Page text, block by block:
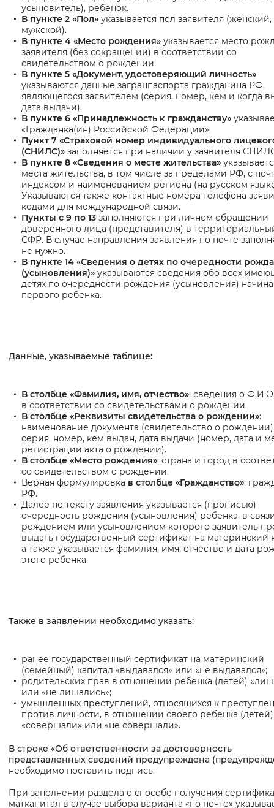
усыновитель), ребенок.
В пункте 2 «Пол» указывается пол заявителя (женский,
мужской).
В пункте 4 «Место рождения» указывается место
заявителя (без сокращений) в соответствии со
свидетельством о рождении.
В пункте 5 «Документ, удостоверяющий личность»
указываются данные загранпаспорта гражданина РФ,
являющегося заявителем (серия, номер, кем и когда
дата выдачи).
В пункте 6 «Принадлежность к гражданству»
«Гражданка(ин) Российской Федерации».
Пункт 7 «Страховой номер индивидуального
(СНИЛС)» заполняется при наличии у заявителя
В пункте 8 «Сведения о месте жительства»
места жительства, в том числе за пределами РФ, с
индексом и наименованием региона (на русском
Указываются также контактные номера телефона
кодами для международной связи.
Пункты с 9 по 13 заполняются при личном обращении
доверенного лица (представителя) в
СФР. В случае направления заявления по почте
не нужно.
В пункте 14 «Сведения о детях по очередности
(усыновления)» указываются сведения обо всех
детях по очередности рождения (усыновления)
первого ребенка.
Данные, указываемые таблице:
В столбце «Фамилия, имя, отчество»: сведения о
в соответствии со свидетельствами о рождении.
В столбце «Реквизиты свидетельства о рождении»:
наименование документа (свидетельство о
серия, номер, кем выдан, дата выдачи (номер, дата и
регистрации акта о рождении).
В столбце «Место рождения»: страна и город в
со свидетельством о рождении.
Верная формулировка в столбце «Гражданство»:
РФ.
Далее по тексту заявления указывается (прописью)
очередность рождения (усыновления) ребенка, в
рождением или усыновлением которого заявитель
выдать государственный сертификат на материнский
а также указывается фамилия, имя, отчество и дата
этого ребенка.
Также в заявлении необходимо указать:
ранее государственный сертификат на материнский
(семейный) капитал «выдавался» или «не выдавался»;
родительских прав в отношении ребенка (детей)
или «не лишались»;
умышленных преступлений, относящихся к
против личности, в отношении своего ребенка (детей)
«совершали» или «не совершали».
В строке «Об ответственности за достоверность
представленных сведений предупреждена
необходимо поставить подпись.
При заполнении раздела о способе получения
маткапитал в случае выбора варианта «по почте»